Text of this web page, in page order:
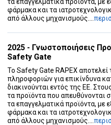
φάρμακα και τα
από άλλους μηχανισμούς....
2025 - Γνωστοποιήσεις
Safety Gate
Το Safety Gate RAPEX
πληροφοριών για επικίνδυνα
διακινούνται εντός της ΕΕ.
τα προϊόντα που απευθύνονται
τα επαγγελματικά προϊόντα, με
φάρμακα και τα
από άλλους μηχανισμούς....